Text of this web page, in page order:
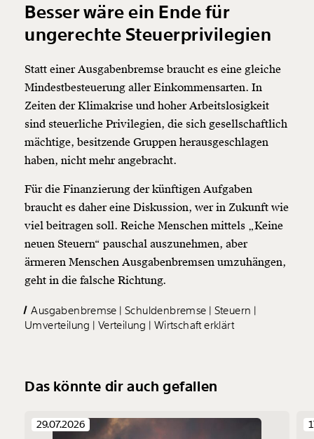
Besser wäre ein Ende für
ungerechte Steuerprivilegien
Statt einer Ausgabenbremse braucht es eine gleiche
Mindestbesteuerung aller Einkommensarten. In
Zeiten der Klimakrise und hoher Arbeitslosigkeit
sind steuerliche Privilegien, die sich gesellschaftlich
mächtige, besitzende Gruppen herausgeschlagen
haben, nicht mehr angebracht.
Für die Finanzierung der künftigen Aufgaben
braucht es daher eine Diskussion, wer in Zukunft wie
viel beitragen soll. Reiche Menschen mittels „Keine
neuen Steuern“ pauschal auszunehmen, aber
ärmeren Menschen Ausgabenbremsen umzuhängen,
geht in die falsche Richtung.
Ausgabenbremse Schuldenbremse Steuern
Umverteilung
Verteilung Wirtschaft erklärt
Das könnte dir auch gefallen
29.07.2026